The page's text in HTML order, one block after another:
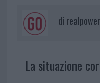
di realpower
La situazione